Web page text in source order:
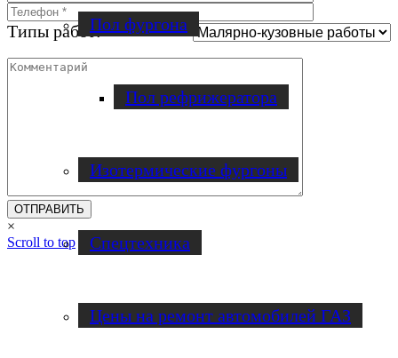
Пол фургона
Пол рефрижератора
Изотермические фургоны
Спецтехника
Цены на ремонт автомобилей ГАЗ
Типы работ:
×
Scroll to top